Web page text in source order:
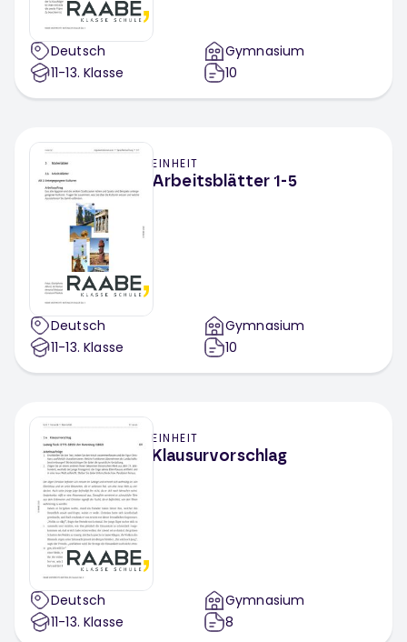
Deutsch
11-13. Klasse
Gymnasium
10
EINHEIT
Arbeitsblätter 1-5
Deutsch
11-13. Klasse
Gymnasium
10
EINHEIT
Klausurvorschlag
Deutsch
11-13. Klasse
Gymnasium
8